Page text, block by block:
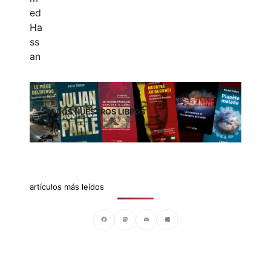
TODOS NUESTROS LIBROS
artículos más leídos